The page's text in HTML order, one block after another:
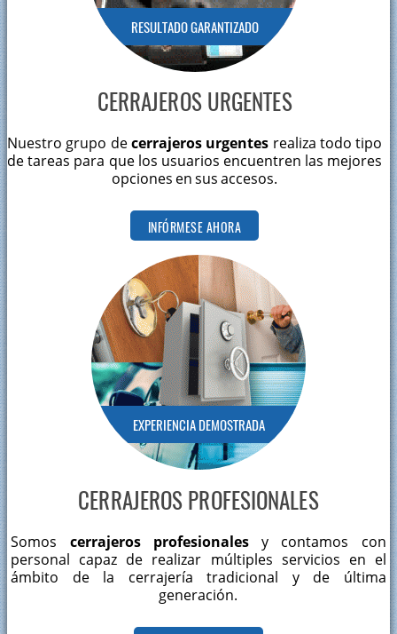
RESULTADO GARANTIZADO
CERRAJEROS URGENTES
Nuestro grupo decerrajeros urgentes realiza todo tipo
de tareas para que los usuarios encuentren las mejores
opciones en sus accesos.
INFÓRMESE AHORA
EXPERIENCIA DEMOSTRADA
CERRAJEROS PROFESIONALES
Somos cerrajeros profesionalesy contamos con
personal capaz de realizar múltiples servicios en el
ámbito de la cerrajería tradicional y de última
generación.